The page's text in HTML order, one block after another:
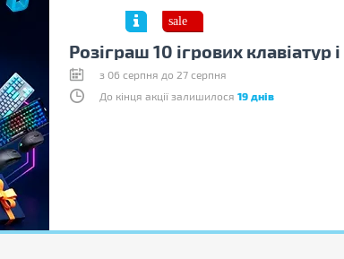
Розіграш 10 ігрових
з 06 серпня до 27 серпня
До кінця акції залишилося 19 днів